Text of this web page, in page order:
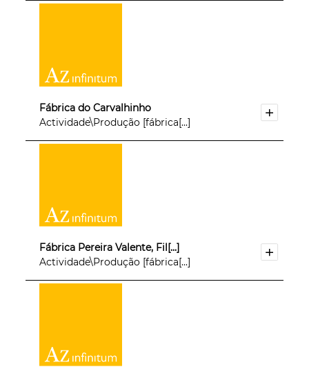
Fábrica do Carvalhinho
Actividade\Produção [fábrica[...]
Fábrica Pereira Valente, Fil[...]
Actividade\Produção [fábrica[...]